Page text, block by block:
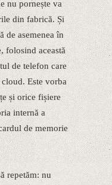
nu pornește va
din fabrică. Și
de asemenea în
folosind această
de telefon care
Este vorba
și orice fișiere
internă a
de memorie
repetăm: nu